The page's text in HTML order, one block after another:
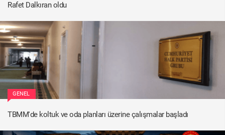
Rafet Dalkıran oldu
GENEL
TBMM'de koltuk ve oda planları üzerine çalışmalar başladı